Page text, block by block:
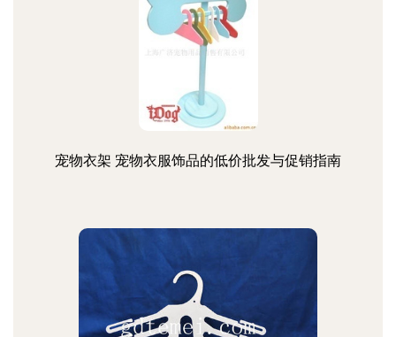
宠物衣架 宠物衣服饰品的低价批发与促销指南